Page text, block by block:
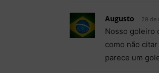
Augusto 29 de
Nosso goleiro
como não
parece um